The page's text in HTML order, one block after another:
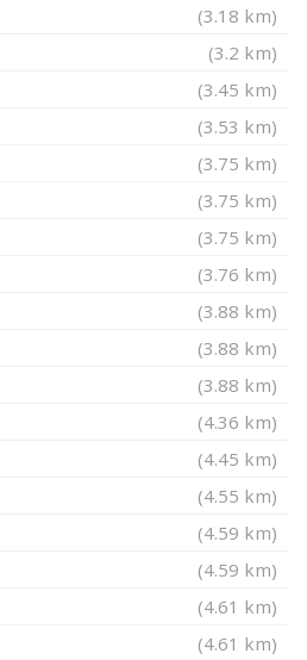
(3.18 km)
(3.2 km)
(3.45 km)
(3.53 km)
(3.75 km)
(3.75 km)
(3.75 km)
(3.76 km)
(3.88 km)
(3.88 km)
(3.88 km)
(4.36 km)
(4.45 km)
(4.55 km)
(4.59 km)
(4.59 km)
(4.61 km)
(4.61 km)